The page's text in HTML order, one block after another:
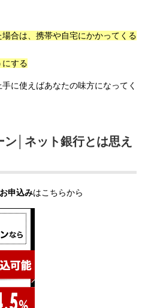
合は、携帯や自宅にかかってくる
する
に使えばあなたの味方になってく
│ネット銀行とは思え
お申込みはこちらから